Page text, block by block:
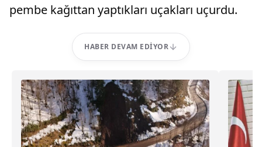
pembe kağıttan yaptıkları uçakları uçurdu.
HABER DEVAM EDIYOR